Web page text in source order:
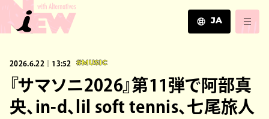
JA
ZH
2026.6.22｜13:52 #MUSIC
『サマソニ2026』第11弾で阿部真
央、in-d、lil soft tennis、七尾旅人